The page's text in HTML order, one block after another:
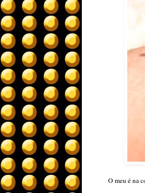
O meu é na